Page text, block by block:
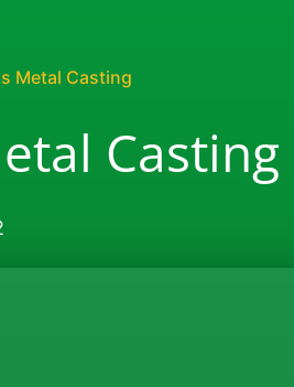
Metal Casting
Casting